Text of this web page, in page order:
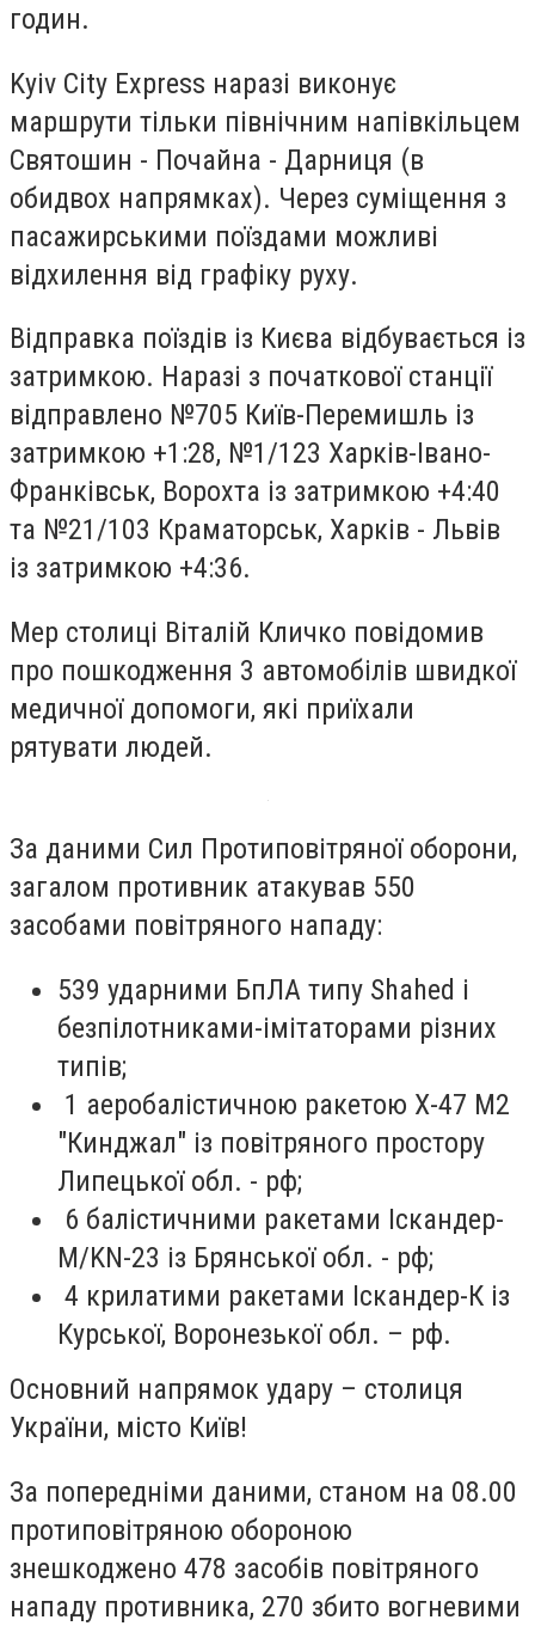
годин.
Kyiv City Express наразі виконує
маршрути тільки північним напівкільцем
Святошин - Почайна - Дарниця (в
обидвох напрямках). Через суміщення з
пасажирськими поїздами можливі
відхилення від графіку руху.
Відправка поїздів із Києва відбувається із
затримкою. Наразі з початкової станції
відправлено №705 Київ-Перемишль із
затримкою +1:28, №1/123 Харків-Івано-
Франківськ, Ворохта із затримкою +4:40
та №21/103 Краматорськ, Харків - Львів
із затримкою +4:36.
Мер столиці Віталій Кличко повідомив
про пошкодження 3 автомобілів швидкої
медичної допомоги, які приїхали
рятувати людей.
За даними Сил Протиповітряної оборони,
загалом противник атакував 550
засобами повітряного нападу:
539 ударними БпЛА типу Shahed і
безпілотниками-імітаторами різних
типів;
1 аеробалістичною ракетою Х-47 М2
"Кинджал" із повітряного простору
Липецької обл. - рф;
6 балістичними ракетами Іскандер-
М/KN-23 із Брянської обл. - рф;
4 крилатими ракетами Іскандер-К із
Курської, Воронезької обл. – рф.
Основний напрямок удару – столиця
України, місто Київ!
За попередніми даними, станом на 08.00
протиповітряною обороною
знешкоджено 478 засобів повітряного
нападу противника, 270 збито вогневими